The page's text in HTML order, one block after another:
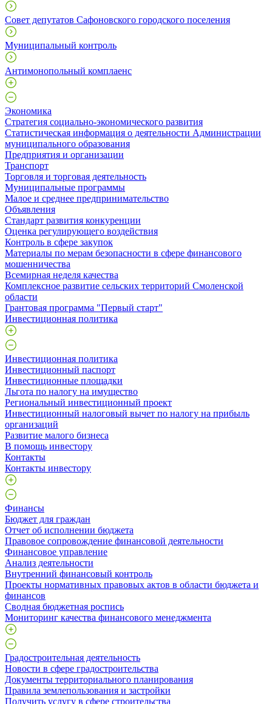
Совет депутатов Сафоновского городского поселения
Муниципальный контроль
Антимонопольный комплаенс
Экономика
Стратегия социально-экономического развития
Статистическая информация о деятельности Администрации
муниципального образования
Предприятия и организации
Транспорт
Торговля и торговая деятельность
Муниципальные программы
Малое и среднее предпринимательство
Объявления
Стандарт развития конкуренции
Оценка регулирующего воздействия
Контроль в сфере закупок
Материалы по мерам безопасности в сфере финансового
мошенничества
Всемирная неделя качества
Комплексное развитие сельских территорий Смоленской
области
Грантовая программа "Первый старт"
Инвестиционная политика
Инвестиционная политика
Инвестиционный паспорт
Инвестиционные площадки
Льгота по налогу на имущество
Региональный инвестиционный проект
Инвестиционный налоговый вычет по налогу на прибыль
организаций
Развитие малого бизнеса
В помощь инвестору
Контакты
Контакты инвестору
Финансы
Бюджет для граждан
Отчет об исполнении бюджета
Правовое сопровождение финансовой деятельности
Финансовое управление
Анализ деятельности
Внутренний финансовый контроль
Проекты нормативных правовых актов в области бюджета и
финансов
Сводная бюджетная роспись
Мониторинг качества финансового менеджмента
Градостроительная деятельность
Новости в сфере градостроительства
Документы территориального планирования
Правила землепользования и застройки
Получить услугу в сфере строительства